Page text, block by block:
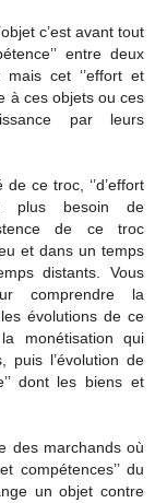
c’est avant tout
entre deux
mais cet ‘’effort et
à ces objets ou ces
par leurs
ce troc, ‘’d’effort
plus besoin de
de ce troc
et dans un temps
distants. Vous
comprendre la
évolutions de ce
monétisation qui
puis l’évolution de
dont les biens et
des marchands où
compétences’’ du
un objet contre